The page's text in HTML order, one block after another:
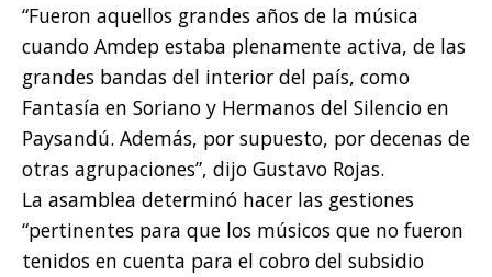
“Fueron aquellos grandes años de la música
cuando Amdep estaba plenamente activa, de las
grandes bandas del interior del país, como
Fantasía en Soriano y Hermanos del Silencio en
Paysandú. Además, por supuesto, por decenas de
otras agrupaciones”, dijo Gustavo Rojas.
La asamblea determinó hacer las gestiones
“pertinentes para que los músicos que no fueron
tenidos en cuenta para el cobro del subsidio